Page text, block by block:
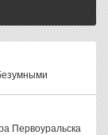
Первоуральска